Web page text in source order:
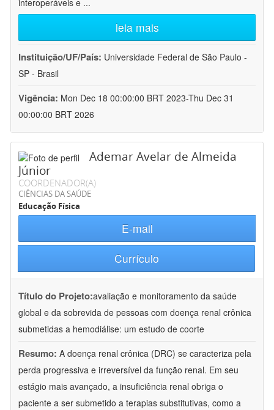
interoperáveis e ...
leia mais
Instituição/UF/País: Universidade Federal de São Paulo -
SP - Brasil
Vigência: Mon Dec 18 00:00:00 BRT 2023-Thu Dec 31
00:00:00 BRT 2026
Ademar Avelar de Almeida
Júnior
COORDENADOR(A)
CIÊNCIAS DA SAÚDE
Educação Física
E-mail
Currículo
Título do Projeto:avaliação e monitoramento da saúde
global e da sobrevida de pessoas com doença renal crônica
submetidas a hemodiálise: um estudo de coorte
Resumo: A doença renal crônica (DRC) se caracteriza pela
perda progressiva e irreversível da função renal. Em seu
estágio mais avançado, a insuficiência renal obriga o
paciente a ser submetido a terapias substitutivas, como a